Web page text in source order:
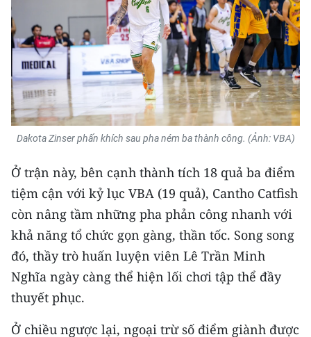
Dakota Zinser phấn khích sau pha ném ba thành công. (Ảnh: VBA)
Ở trận này, bên cạnh thành tích 18 quả ba điểm
tiệm cận với kỷ lục VBA (19 quả), Cantho Catfish
còn nâng tầm những pha phản công nhanh với
khả năng tổ chức gọn gàng, thần tốc. Song song
đó, thầy trò huấn luyện viên Lê Trần Minh
Nghĩa ngày càng thể hiện lối chơi tập thể đầy
thuyết phục.
Ở chiều ngược lại, ngoại trừ số điểm giành được